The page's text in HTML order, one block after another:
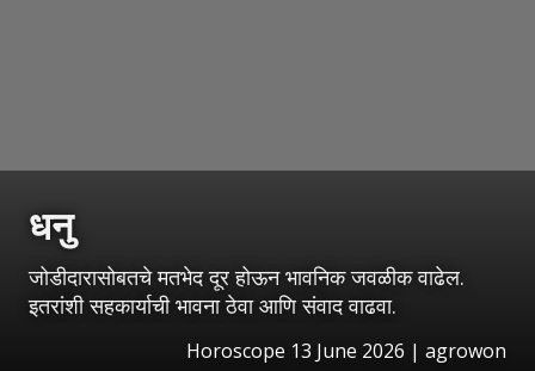
धनु
जोडीदारासोबतचे मतभेद दूर होऊन भावनिक जवळीक वाढेल.
इतरांशी सहकार्याची भावना ठेवा आणि संवाद वाढवा.
Horoscope 13 June 2026 | agrowon